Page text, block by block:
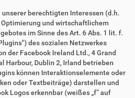
berechtigten Interessen (d.h.
Optimierung und wirtschaftlichem
im Sinne des Art. 6 Abs. 1 lit. f.
des sozialen Netzwerkes
der Facebook Ireland Ltd., 4 Grand
Harbour, Dublin 2, Irland betrieben
können Interaktionselemente oder
oder Textbeiträge) darstellen und
Logos erkennbar (weißes „f“ auf